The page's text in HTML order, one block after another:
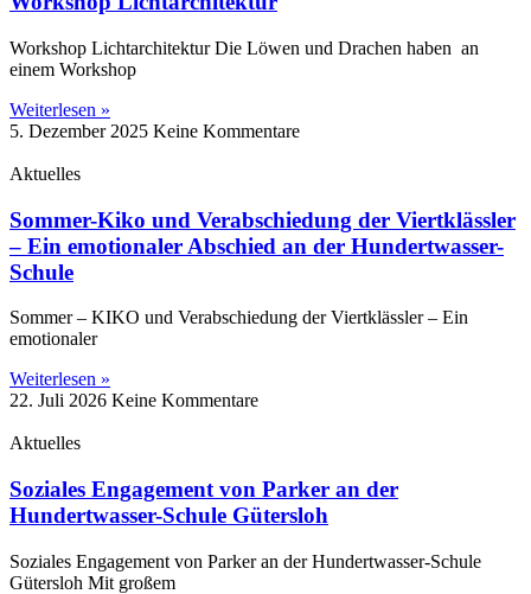
Workshop Lichtarchitektur Die Löwen und Drachen haben an
einem Workshop
Weiterlesen »
5. Dezember 2025 Keine Kommentare
Aktuelles
Sommer-Kiko und Verabschiedung der Viertklässler
– Ein emotionaler Abschied an der Hundertwasser-
Schule
Sommer – KIKO und Verabschiedung der Viertklässler – Ein
emotionaler
Weiterlesen »
22. Juli 2026 Keine Kommentare
Aktuelles
Soziales Engagement von Parker an der
Hundertwasser-Schule Gütersloh
Soziales Engagement von Parker an der Hundertwasser-Schule
Gütersloh Mit großem